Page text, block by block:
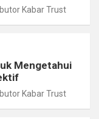
Kabar Trust
Mengetahui
Kabar Trust